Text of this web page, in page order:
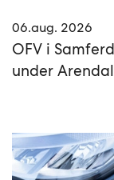
06.aug. 2026
OFV i
under